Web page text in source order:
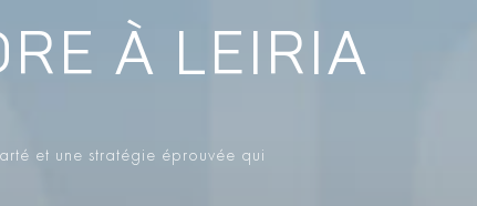
À LEIRIA
et une stratégie éprouvée qui